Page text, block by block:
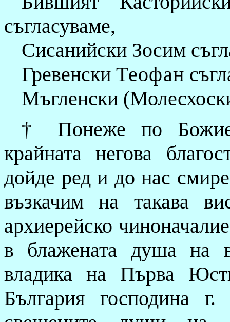
съгласуваме,
Сисанийски Зосим
ГревенскиТеофан
Мъгленски
†
Понеже по
крайната негова
дойде ред и до нас
възкачим на такава
архиерейско
в блажената душа на
владика на Първа
България господина